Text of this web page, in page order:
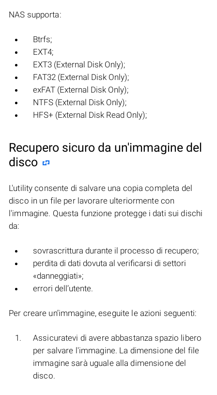
NAS supporta:
Btrfs;
EXT4;
EXT3 (External Disk Only);
FAT32 (External Disk Only);
exFAT (External Disk Only);
NTFS (External Disk Only);
HFS+ (External Disk Read Only);
Recupero sicuro da un'immagine del
disco
L'utility consente di salvare una copia completa del
disco in un file per lavorare ulteriormente con
l'immagine. Questa funzione protegge i dati sui dischi
da:
sovrascrittura durante il processo di recupero;
perdita di dati dovuta al verificarsi di settori
«danneggiati»;
errori dell’utente.
Per creare un’immagine, eseguite le azioni seguenti:
Assicuratevi di avere abbastanza spazio libero
per salvare l'immagine. La dimensione del file
immagine sarà uguale alla dimensione del
disco.